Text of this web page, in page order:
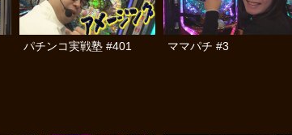
パチンコ実戦塾 #401 ママパチ #3